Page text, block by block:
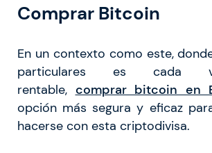
Comprar Bitcoin
En un contexto como este,
particulares es cada
rentable, comprar bitcoin en
opción más segura y eficaz
hacerse con esta criptodivisa.